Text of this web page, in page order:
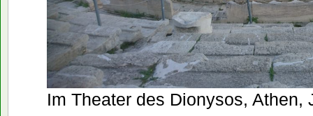
Im Theater des Dionysos, Athen,